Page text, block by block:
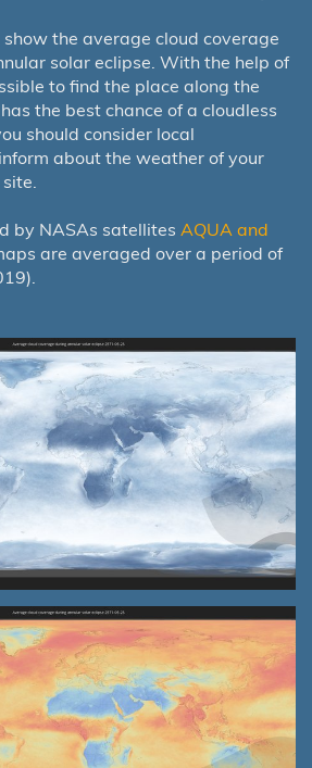
the average cloud coverage
solar eclipse. With the help of
to find the place along the
the best chance of a cloudless
should consider local
about the weather of your
by NASAs satellites AQUA and
are averaged over a period of